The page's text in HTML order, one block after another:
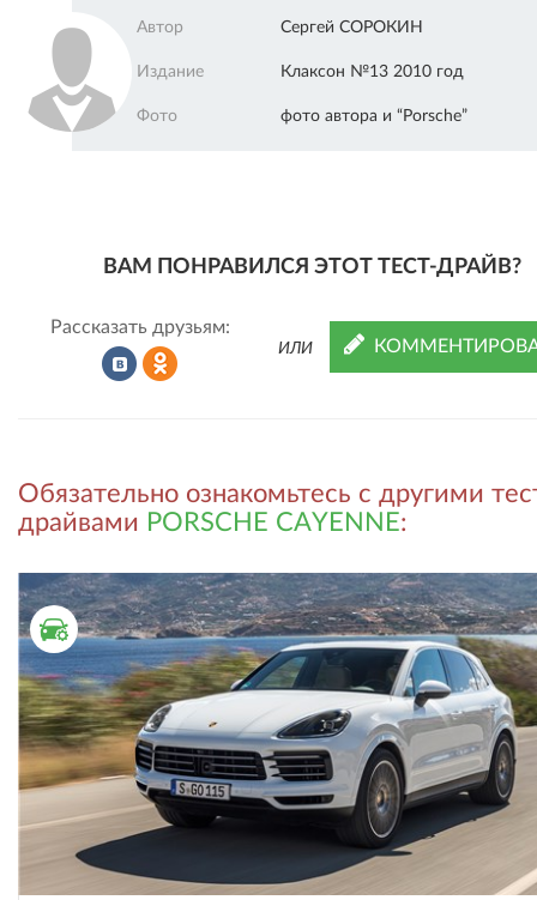
Автор Сергей СОРОКИН
Издание Клаксон №13 2010 год
Фото фото автора и “Porsche”
ВАМ ПОНРАВИЛСЯ ЭТОТ ТЕСТ-ДРАЙВ?
Рассказать друзьям:
во
ВКонтакте
в
Одноклассниках
ИЛИ
Обязательно ознакомьтесь с другими
драйвами PORSCHE CAYENNE:
ТЕСТ ДРАЙВ